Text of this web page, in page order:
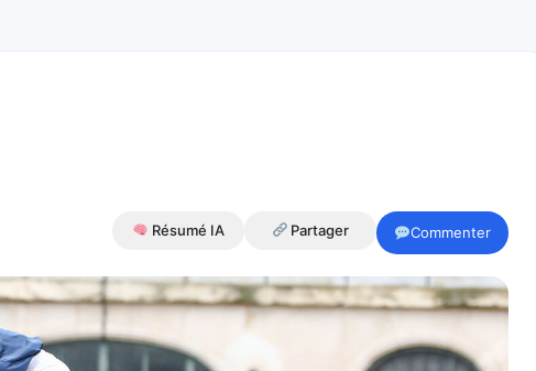
Résumé IA Partager Commenter